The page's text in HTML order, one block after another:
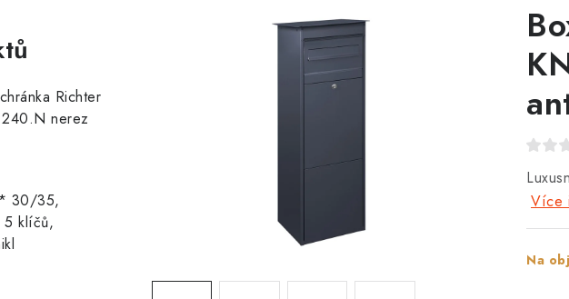
Richter
nerez
30/35,
5 klíčů,
Více
Na